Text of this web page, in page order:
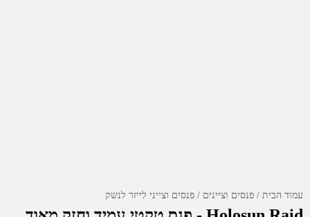
עמוד הבית פנסים וציינים פנסים וצייני לייזר לנשק